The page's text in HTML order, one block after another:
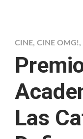
CINE, CINE OMG!,
Las